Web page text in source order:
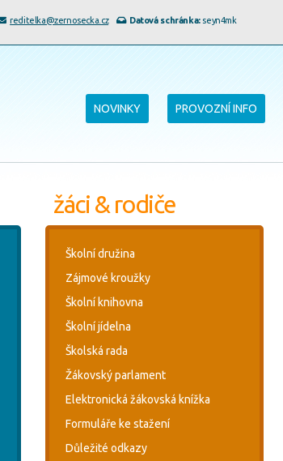
reditelka@zernosecka.cz Datová schránka:seyn4mk
NOVINKY PROVOZNÍ INFO
žáci & rodiče
Školní družina
Zájmové kroužky
Školní knihovna
Školní jídelna
Školská rada
Žákovský parlament
Elektronická žákovská knížka
Formuláře ke stažení
Důležité odkazy